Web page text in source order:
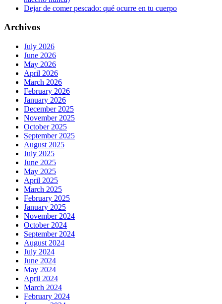
Dejar de comer pescado: qué ocurre en tu cuerpo
Archivos
July 2026
June 2026
May 2026
April 2026
March 2026
February 2026
January 2026
December 2025
November 2025
October 2025
September 2025
August 2025
July 2025
June 2025
May 2025
April 2025
March 2025
February 2025
January 2025
November 2024
October 2024
September 2024
August 2024
July 2024
June 2024
May 2024
April 2024
March 2024
February 2024